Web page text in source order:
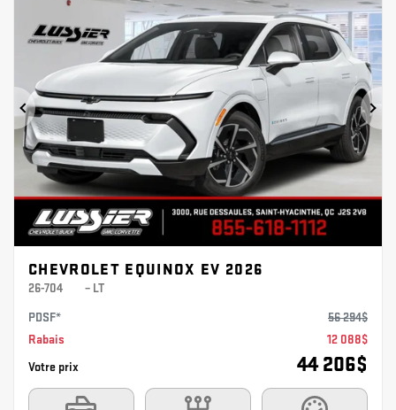
Précédent
CHEVROLET EQUINOX EV 2026
26-704
– LT
PDSF*
56 294$
Rabais
12 088$
Votre prix
44 206$